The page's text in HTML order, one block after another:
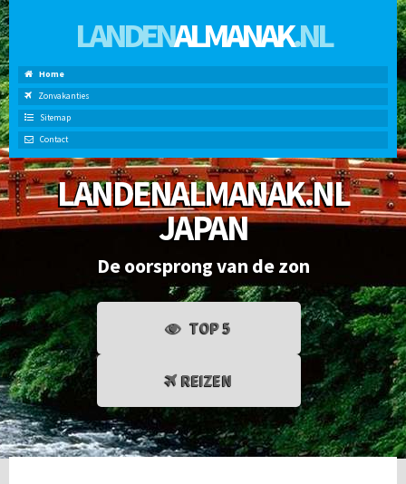
LANDENALMANAK.NL
Home
Zonvakanties
Sitemap
Contact
LANDENALMANAK.NL
JAPAN
De oorsprong van de zon
TOP 5
REIZEN